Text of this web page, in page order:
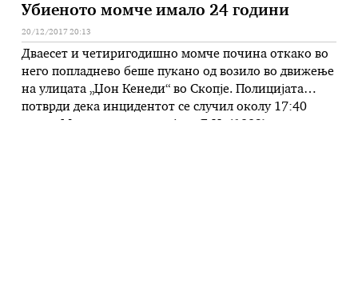
Убиеното момче имало 24 години
20/12/2017 20:13
Дваесет и четиригодишно момче почина откако во
него попладнево беше пукано од возило во движење
на улицата „Џон Кенеди“ во Скопје. Полицијата
потврди дека инцидентот се случил околу 17:40